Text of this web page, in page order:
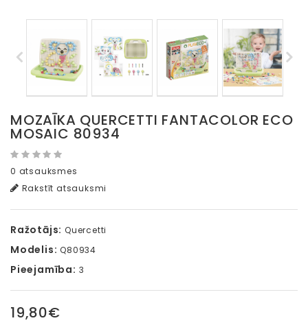
MOZAĪKA QUERCETTI FANTACOLOR ECO
MOSAIC 80934
0 atsauksmes
Rakstīt atsauksmi
Ražotājs: Quercetti
Modelis: Q80934
Pieejamība: 3
19,80€